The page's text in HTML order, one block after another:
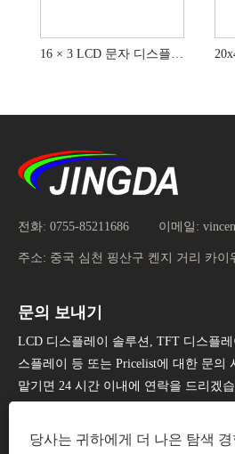
전화: 0755-85211686 이메일:
주소: 중국 심천 핑산구 켄지 거리 카이
문의 보내기
LCD 디스플레이 솔루션, TFT 디스플
스플레이 등 또는 Pricelist에 대한 문의
맡기면 24 시간 이내에 연락을 드리겠습
당사는 귀하에게 더 나은 탐색